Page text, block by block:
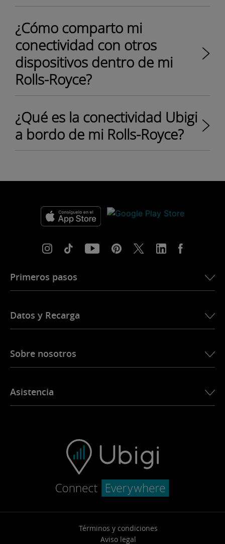
¿Cómo comparto mi
conectividad con otros
dispositivos dentro de mi
Rolls-Royce?
¿Qué es la conectividad Ubigi
a bordo de mi Rolls-Royce?
Primeros pasos
Datos y Recarga
Sobre nosotros
Notícias
Asistencia
Términos y condiciones
Aviso legal